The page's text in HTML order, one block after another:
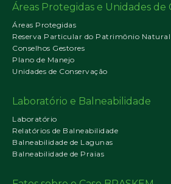
Áreas Protegidas e Unidades de
Áreas Protegidas
Reserva Particular do Patrimônio Natural
Conselhos Gestores
Plano de Manejo
Unidades de Conservação
Laboratório e Balneabilidade
Laboratório
Relatórios de Balneabilidade
Balneabilidade de Lagunas
Balneabilidade de Praias